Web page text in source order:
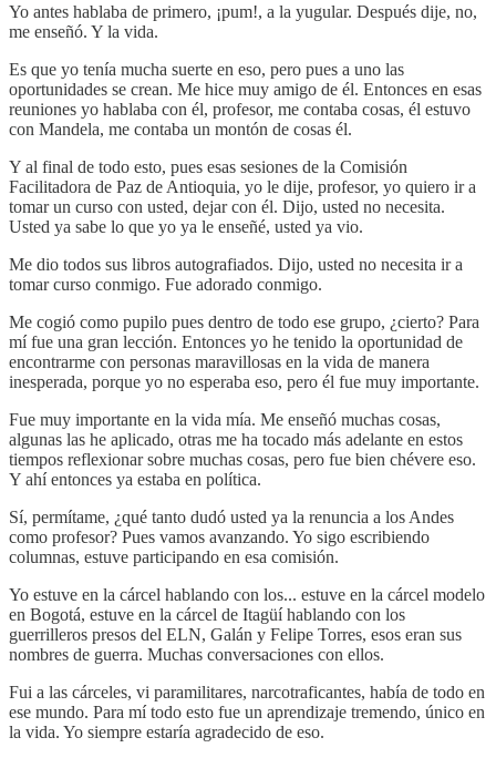
Yo antes hablaba de primero, ¡pum!, a la yugular. Después dije, no,
me enseñó. Y la vida.
Es que yo tenía mucha suerte en eso, pero pues a uno las
oportunidades se crean. Me hice muy amigo de él. Entonces en esas
reuniones yo hablaba con él, profesor, me contaba cosas, él estuvo
con Mandela, me contaba un montón de cosas él.
Y al final de todo esto, pues esas sesiones de la Comisión
Facilitadora de Paz de Antioquia, yo le dije, profesor, yo quiero ir a
tomar un curso con usted, dejar con él. Dijo, usted no necesita.
Usted ya sabe lo que yo ya le enseñé, usted ya vio.
Me dio todos sus libros autografiados. Dijo, usted no necesita ir a
tomar curso conmigo. Fue adorado conmigo.
Me cogió como pupilo pues dentro de todo ese grupo, ¿cierto? Para
mí fue una gran lección. Entonces yo he tenido la oportunidad de
encontrarme con personas maravillosas en la vida de manera
inesperada, porque yo no esperaba eso, pero él fue muy importante.
Fue muy importante en la vida mía. Me enseñó muchas cosas,
algunas las he aplicado, otras me ha tocado más adelante en estos
tiempos reflexionar sobre muchas cosas, pero fue bien chévere eso.
Y ahí entonces ya estaba en política.
Sí, permítame, ¿qué tanto dudó usted ya la renuncia a los Andes
como profesor? Pues vamos avanzando. Yo sigo escribiendo
columnas, estuve participando en esa comisión.
Yo estuve en la cárcel hablando con los... estuve en la cárcel modelo
en Bogotá, estuve en la cárcel de Itagüí hablando con los
guerrilleros presos del ELN, Galán y Felipe Torres, esos eran sus
nombres de guerra. Muchas conversaciones con ellos.
Fui a las cárceles, vi paramilitares, narcotraficantes, había de todo en
ese mundo. Para mí todo esto fue un aprendizaje tremendo, único en
la vida. Yo siempre estaría agradecido de eso.